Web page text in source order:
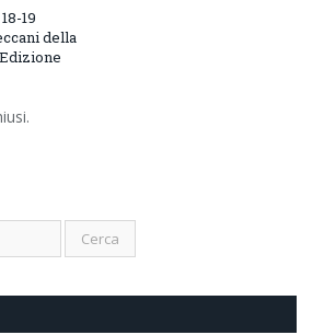
19
della